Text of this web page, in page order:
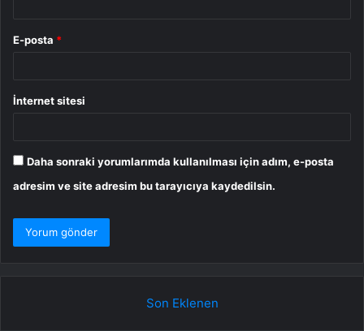
E-posta *
İnternet sitesi
Daha sonraki yorumlarımda kullanılması için adım, e-posta
adresim ve site adresim bu tarayıcıya kaydedilsin.
Son Eklenen